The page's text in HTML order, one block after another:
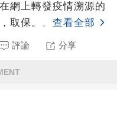
網上轉發疫情溯源的
取保。。 查看全部
評論 分享